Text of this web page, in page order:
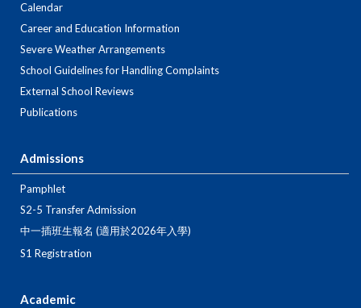
Calendar
Career and Education Information
Severe Weather Arrangements
School Guidelines for Handling Complaints
External School Reviews
Publications
Admissions
Pamphlet
S2-5 Transfer Admission
中一插班生報名 (適用於2026年入學)
S1 Registration
Academic